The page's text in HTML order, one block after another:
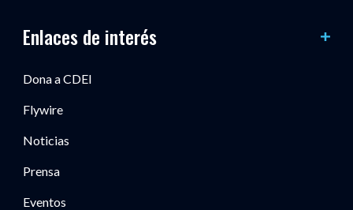
Enlaces de interés
Dona a CDEI
Flywire
Noticias
Prensa
Eventos